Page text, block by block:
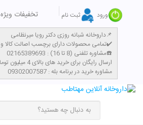
ورود ثبت نام تخفیفات ویژه
داروخانه شبانه روزی دکتر رویا میرنظامی📌
تمامی محصولات دارای برچسب اصالت کالا و سیب سلامت میباشند✔️
مشاوره تلفنی (8 تا 16) : 02165389693☎️
​ارسال رایگان برای خرید های بالای 4 میلیون تومان با پست پیشتاز
مشاوره خرید در برنامه بله : 09302007587